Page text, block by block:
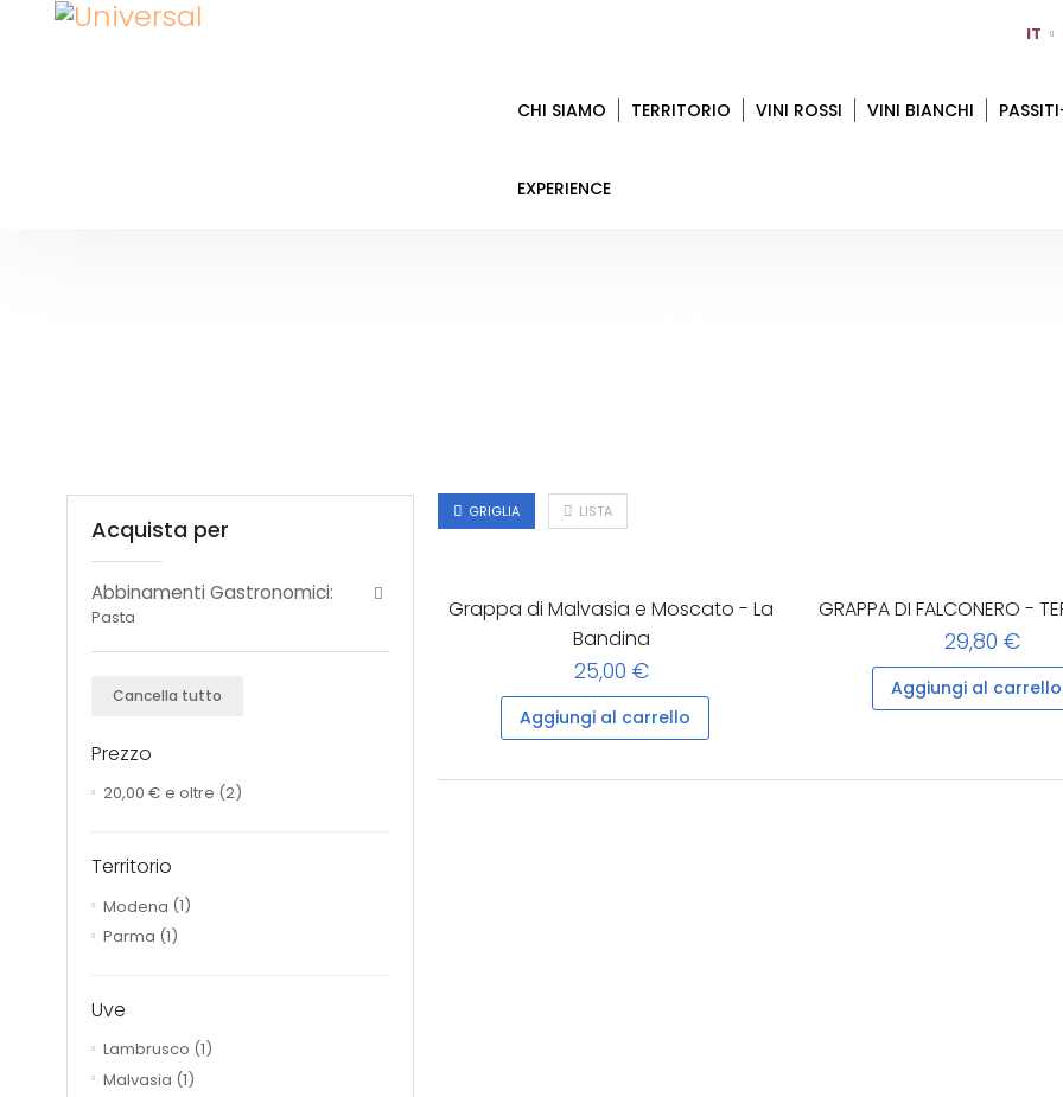
IT
CHI SIAMO TERRITORIO VINI ROSSI VINI BIANCHI
EXPERIENCE
GRIGLIA LISTA
Grappa di Malvasia e Moscato - La
Bandina
25,00 €
Aggiungi al carrello
GRAPPA DI FALCONERO -
29,80 €
Aggiungi al carrello
Acquista per
Abbinamenti Gastronomici:
Pasta
Cancella tutto
Prezzo
20,00 € e oltre (2)
Territorio
Modena (1)
Parma (1)
Uve
Lambrusco (1)
Malvasia (1)